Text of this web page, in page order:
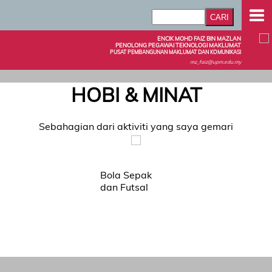
ENCIK MOHD FAIZ BIN MAZLAN
PENOLONG PEGAWAI TEKNOLOGI MAKLUMAT
PUSAT PEMBANGUNAN MAKLUMAT DAN KOMUNIKASI
mz_faiz@upm.edu.my
HOBI & MINAT
Sebahagian dari aktiviti yang saya gemari
Bola Sepak
dan Futsal